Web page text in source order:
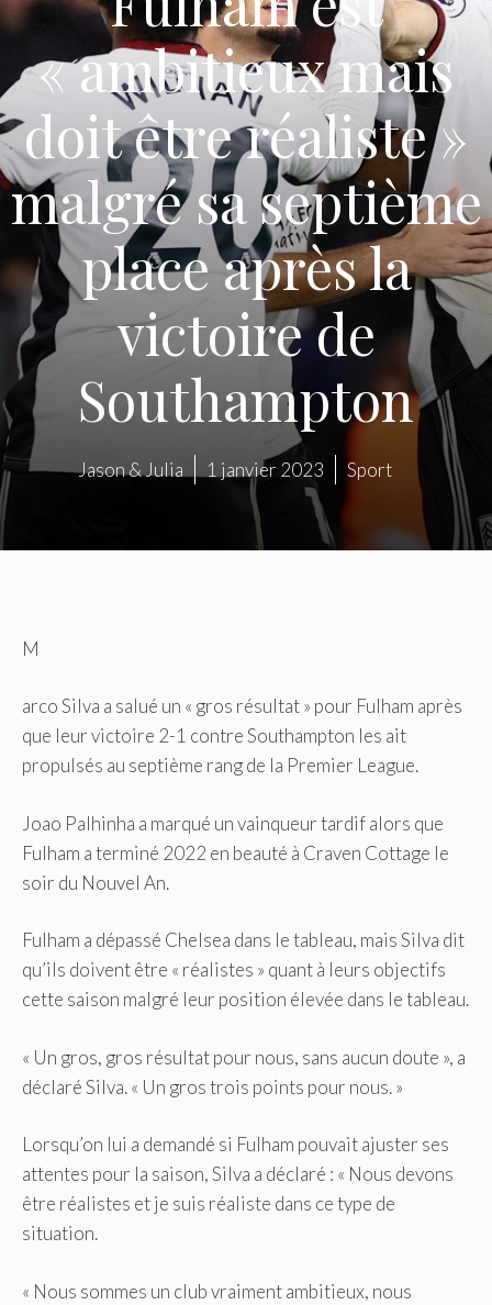
« ambitieux mais
doit être réaliste »
malgré sa septième
place après la
victoire de
Southampton
Jason & Julia 1 janvier 2023 Sport
M
arco Silva a salué un « gros résultat » pour Fulham après
que leur victoire 2-1 contre Southampton les ait
propulsés au septième rang de la Premier League.
Joao Palhinha a marqué un vainqueur tardif alors que
Fulham a terminé 2022 en beauté à Craven Cottage le
soir du Nouvel An.
Fulham a dépassé Chelsea dans le tableau, mais Silva dit
qu’ils doivent être « réalistes » quant à leurs objectifs
cette saison malgré leur position élevée dans le tableau.
« Un gros, gros résultat pour nous, sans aucun doute », a
déclaré Silva. « Un gros trois points pour nous. »
Lorsqu’on lui a demandé si Fulham pouvait ajuster ses
attentes pour la saison, Silva a déclaré : « Nous devons
être réalistes et je suis réaliste dans ce type de
situation.
« Nous sommes un club vraiment ambitieux, nous